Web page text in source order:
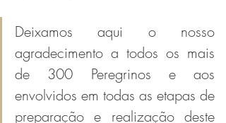
Deixamos aqui o nosso
agradecimento a todos os mais
de 300 Peregrinos e aos
envolvidos em todas as etapas de
preparação e realização deste